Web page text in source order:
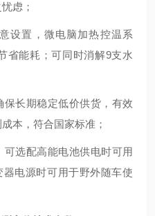
虑；
设置，微电脑加热控温系
省能耗；可同时消解9支水
保长期稳定低价供货，有效
本，符合国家标准；
可选配高能电池供电时可用
电源时可用于野外随车使